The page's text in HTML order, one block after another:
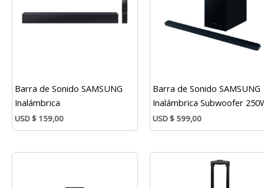
Barra de Sonido SAMSUNG
Inalámbrica
USD$ 159,00
Barra de Sonido SAMSUNG
Inalámbrica Subwoofer
USD$ 599,00